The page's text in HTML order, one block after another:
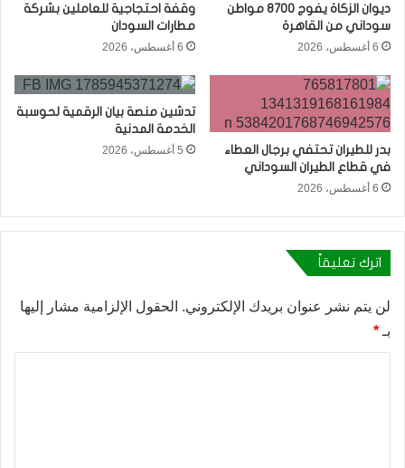
ديوان الزكاة يفوج 8700 مواطن
سوداني من القاهرة
6 أغسطس، 2026
وقفة احتجاجية للعاملين بشركة
مطارات السودان
6 أغسطس، 2026
بدر للطيران تحتفي برجال العطاء
في قطاع الطيران السوداني
6 أغسطس، 2026
تدشين منصة بيان الرقمية لحوسبة
الخدمة المدنية
5 أغسطس، 2026
اترك تعليقاً
لن يتم نشر عنوان بريدك الإلكتروني. الحقول الإلزامية مشار إليها
بـ *